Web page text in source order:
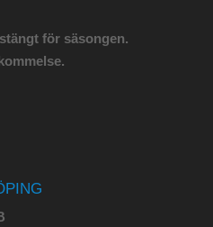
för säsongen.